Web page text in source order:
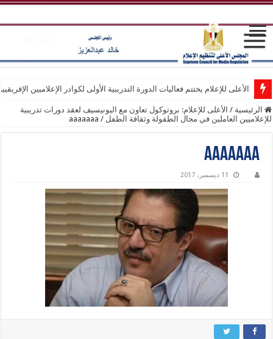
الأعلى للإعلام يختتم فعاليات الدورة التدريبية الأولى لكوادر الإعلاميين
الرئيسية / الأعلى للإعلام: بروتوكول تعاون مع اليونيسيف لعقد دورات تدريبية
للإعلاميين العاملين في مجال الطفولة وثقافة الطفل /
aaaaaaa
aaaaaaa
11 ديسمبر، 2017